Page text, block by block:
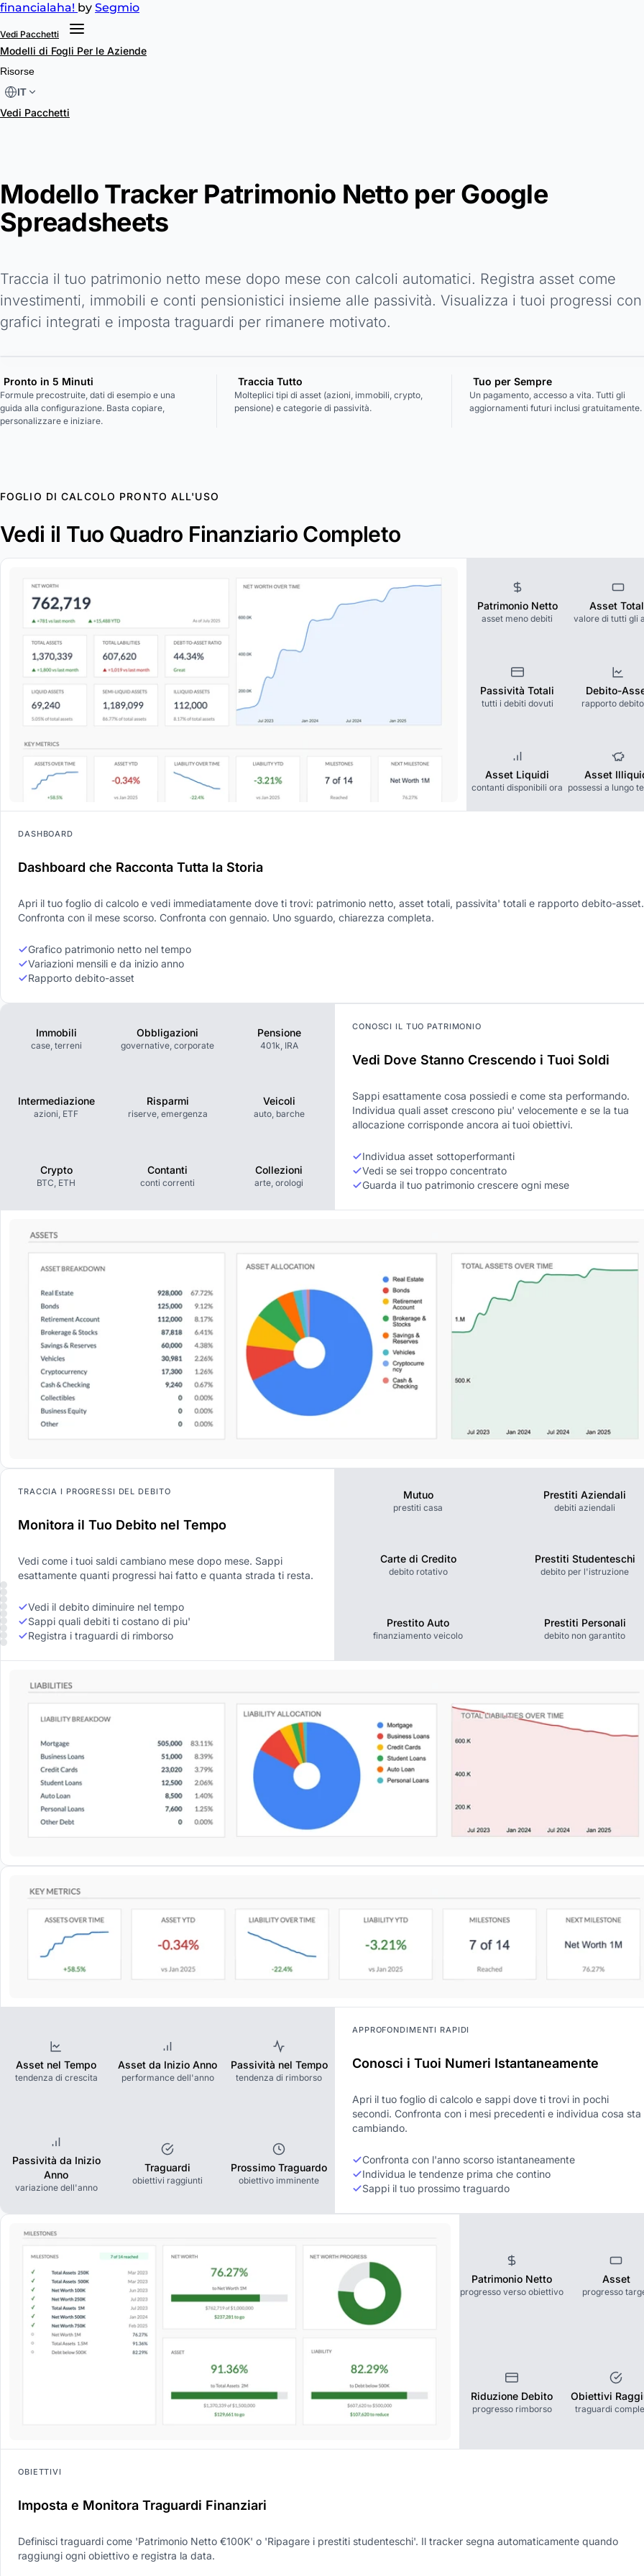
financialaha! by Segmio
Vedi Pacchetti
Modelli di Fogli Per le Aziende
Risorse
IT
Vedi Pacchetti
Modello Tracker Patrimonio Netto per Google
Spreadsheets
Traccia il tuo patrimonio netto mese dopo mese con calcoli automatici. Registra asset come
investimenti, immobili e conti pensionistici insieme alle passività. Visualizza i tuoi progressi con
grafici integrati e imposta traguardi per rimanere motivato.
Pronto in 5 Minuti
Formule precostruite, dati di esempio e una
guida alla configurazione. Basta copiare,
personalizzare e iniziare.
Traccia Tutto
Molteplici tipi di asset (azioni, immobili, crypto,
pensione) e categorie di passività.
Tuo per Sempre
Un pagamento, accesso a vita. Tutti gli
aggiornamenti futuri inclusi gratuitamente.
FOGLIO DI CALCOLO PRONTO ALL'USO
Vedi il Tuo Quadro Finanziario Completo
DASHBOARD
Dashboard che Racconta Tutta la Storia
Apri il tuo foglio di calcolo e vedi immediatamente dove ti trovi: patrimonio netto, asset totali, passivita' totali e rapporto debito-asset.
Confronta con il mese scorso. Confronta con gennaio. Uno sguardo, chiarezza completa.
Grafico patrimonio netto nel tempo
Variazioni mensili e da inizio anno
Rapporto debito-asset
Patrimonio Netto
asset meno debiti
Asset
valore di tutti gli
Passività Totali
tutti i debiti dovuti
Debito-
rapporto
Asset Liquidi
contanti disponibili ora
Asset
possessi a lungo
CONOSCI IL TUO PATRIMONIO
Vedi Dove Stanno Crescendo i Tuoi Soldi
Sappi esattamente cosa possiedi e come sta performando.
Individua quali asset crescono piu' velocemente e se la tua
allocazione corrisponde ancora ai tuoi obiettivi.
Individua asset sottoperformanti
Vedi se sei troppo concentrato
Guarda il tuo patrimonio crescere ogni mese
Immobili
case, terreni
Obbligazioni
governative, corporate
Pensione
401k, IRA
Intermediazione
azioni, ETF
Risparmi
riserve, emergenza
Veicoli
auto, barche
Crypto
BTC, ETH
Contanti
conti correnti
Collezioni
arte, orologi
TRACCIA I PROGRESSI DEL DEBITO
Monitora il Tuo Debito nel Tempo
Vedi come i tuoi saldi cambiano mese dopo mese. Sappi
esattamente quanti progressi hai fatto e quanta strada ti resta.
Vedi il debito diminuire nel tempo
Sappi quali debiti ti costano di piu'
Registra i traguardi di rimborso
Mutuo
prestiti casa
Prestiti Aziendali
debiti aziendali
Carte di Credito
debito rotativo
Prestiti Studenteschi
debito per l'istruzione
Prestito Auto
finanziamento veicolo
Prestiti Personali
debito non garantito
APPROFONDIMENTI RAPIDI
Conosci i Tuoi Numeri Istantaneamente
Apri il tuo foglio di calcolo e sappi dove ti trovi in pochi
secondi. Confronta con i mesi precedenti e individua cosa sta
cambiando.
Confronta con l'anno scorso istantaneamente
Individua le tendenze prima che contino
Sappi il tuo prossimo traguardo
Asset nel Tempo
tendenza di crescita
Asset da Inizio Anno
performance dell'anno
Passività nel Tempo
tendenza di rimborso
Passività da Inizio
Anno
variazione dell'anno
Traguardi
obiettivi raggiunti
Prossimo Traguardo
obiettivo imminente
OBIETTIVI
Imposta e Monitora Traguardi Finanziari
Definisci traguardi come 'Patrimonio Netto €100K' o 'Ripagare i prestiti studenteschi'. Il tracker segna automaticamente quando
raggiungi ogni obiettivo e registra la data.
Patrimonio Netto
progresso verso obiettivo
Asset
progresso
Riduzione Debito
progresso rimborso
Obiettivi
traguardi